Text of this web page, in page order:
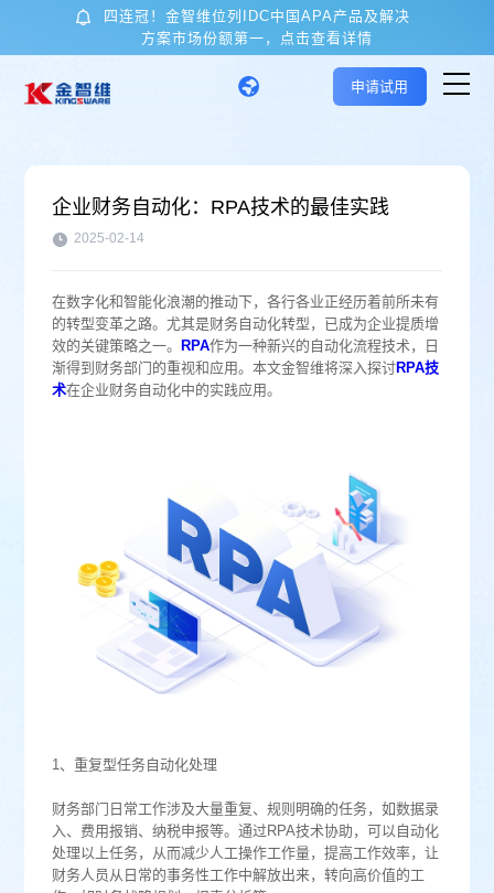
四连冠！金智维位列IDC中国APA产品及解决
方案市场份额第一，点击查看详情
核心技术与产品
应用场景
客户案例
申请试用
企业财务自动化：RPA技术的最佳实践
2025-02-14
在数字化和智能化浪潮的推动下，各行各业正经历着前所未有
的转型变革之路。尤其是财务自动化转型，已成为企业提质增
效的关键策略之一。
RPA作为一种新兴的自动化流程技术，日
渐得到财务部门的重视和应用。本文金智维将深入探讨RPA技
术在企业财务自动化中的实践应用。
1、重复型任务自动化处理
财务部门日常工作涉及大量重复、规则明确的任务，如数据录
入、费用报销、纳税申报等。通过RPA技术协助，可以自动化
处理以上任务，从而减少人工操作工作量，提高工作效率，让
财务人员从日常的事务性工作中解放出来，转向高价值的工